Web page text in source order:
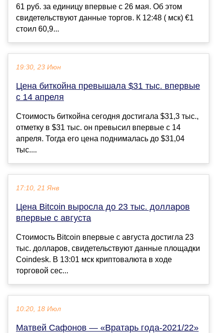
61 руб. за единицу впервые с 26 мая. Об этом
свидетельствуют данные торгов. К 12:48 ( мск) €1
стоил 60,9...
19:30, 23 Июн
Цена биткойна превышала $31 тыс. впервые
с 14 апреля
Стоимость биткойна сегодня достигала $31,3 тыс.,
отметку в $31 тыс. он превысил впервые с 14
апреля. Тогда его цена поднималась до $31,04
тыс....
17:10, 21 Янв
Цена Bitcoin выросла до 23 тыс. долларов
впервые с августа
Стоимость Bitcoin впервые с августа достигла 23
тыс. долларов, свидетельствуют данные площадки
Coindesk. В 13:01 мск криптовалюта в ходе
торговой сес...
10:20, 18 Июл
Матвей Сафонов — «Вратарь года-2021/22»